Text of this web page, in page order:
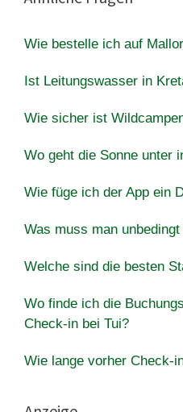
Wie bestelle ich auf
Ist Leitungswasser in
Wie sicher ist
Wo geht die Sonne unter
Wie füge ich der App ein
Was muss man
Welche sind die besten
Wo finde ich die
Check-in bei Tui?
Wie lange vorher Check-